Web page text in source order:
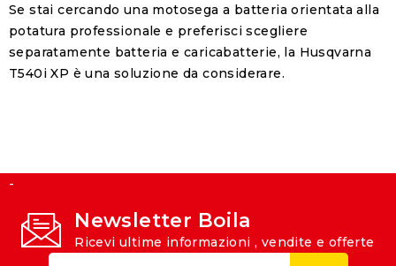
Se stai cercando una motosega a batteria orientata alla
potatura professionale e preferisci scegliere
separatamente batteria e caricabatterie, la Husqvarna
T540i XP è una soluzione da considerare.
-
Newsletter Boila
Ricevi ultime informazioni , vendite e offerte